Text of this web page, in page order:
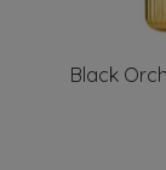
Black